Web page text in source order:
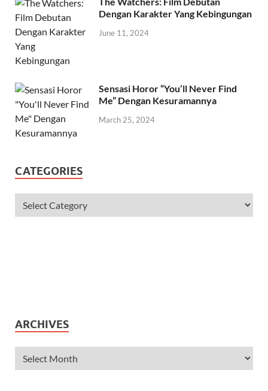
Dengan Karakter Yang Kebingungan
June 11, 2024
Sensasi Horor “You’ll Never Find
Me” Dengan Kesuramannya
March 25, 2024
CATEGORIES
ARCHIVES